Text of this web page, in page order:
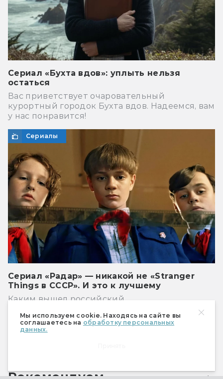
Мы используем cookie. Находясь на сайте вы
соглашаетесь на обработку персональных
данных.
Сериал «Бухта вдов»: уплыть нельзя
остаться
Вас приветствует очаровательный
курортный городок Бухта вдов. Надеемся, вам
у нас понравится!
Сериалы
Сериал «Радар» — никакой не «Stranger
Things в СССР». И это к лучшему
Каким вышел российский